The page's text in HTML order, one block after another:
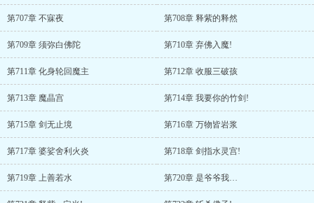
第707章 不寐夜 第708章 释紫的释然
第709章 须弥白佛陀 第710章 弃佛入魔!
第711章 化身轮回魔主 第712章 收服三破孩
第713章 魔晶宫 第714章 我要你的竹剑!
第715章 剑无止境 第716章 万物皆岩浆
第717章 婆娑舍利火炎 第718章 剑指水灵宫!
第719章 上善若水 第720章 是爷爷我…